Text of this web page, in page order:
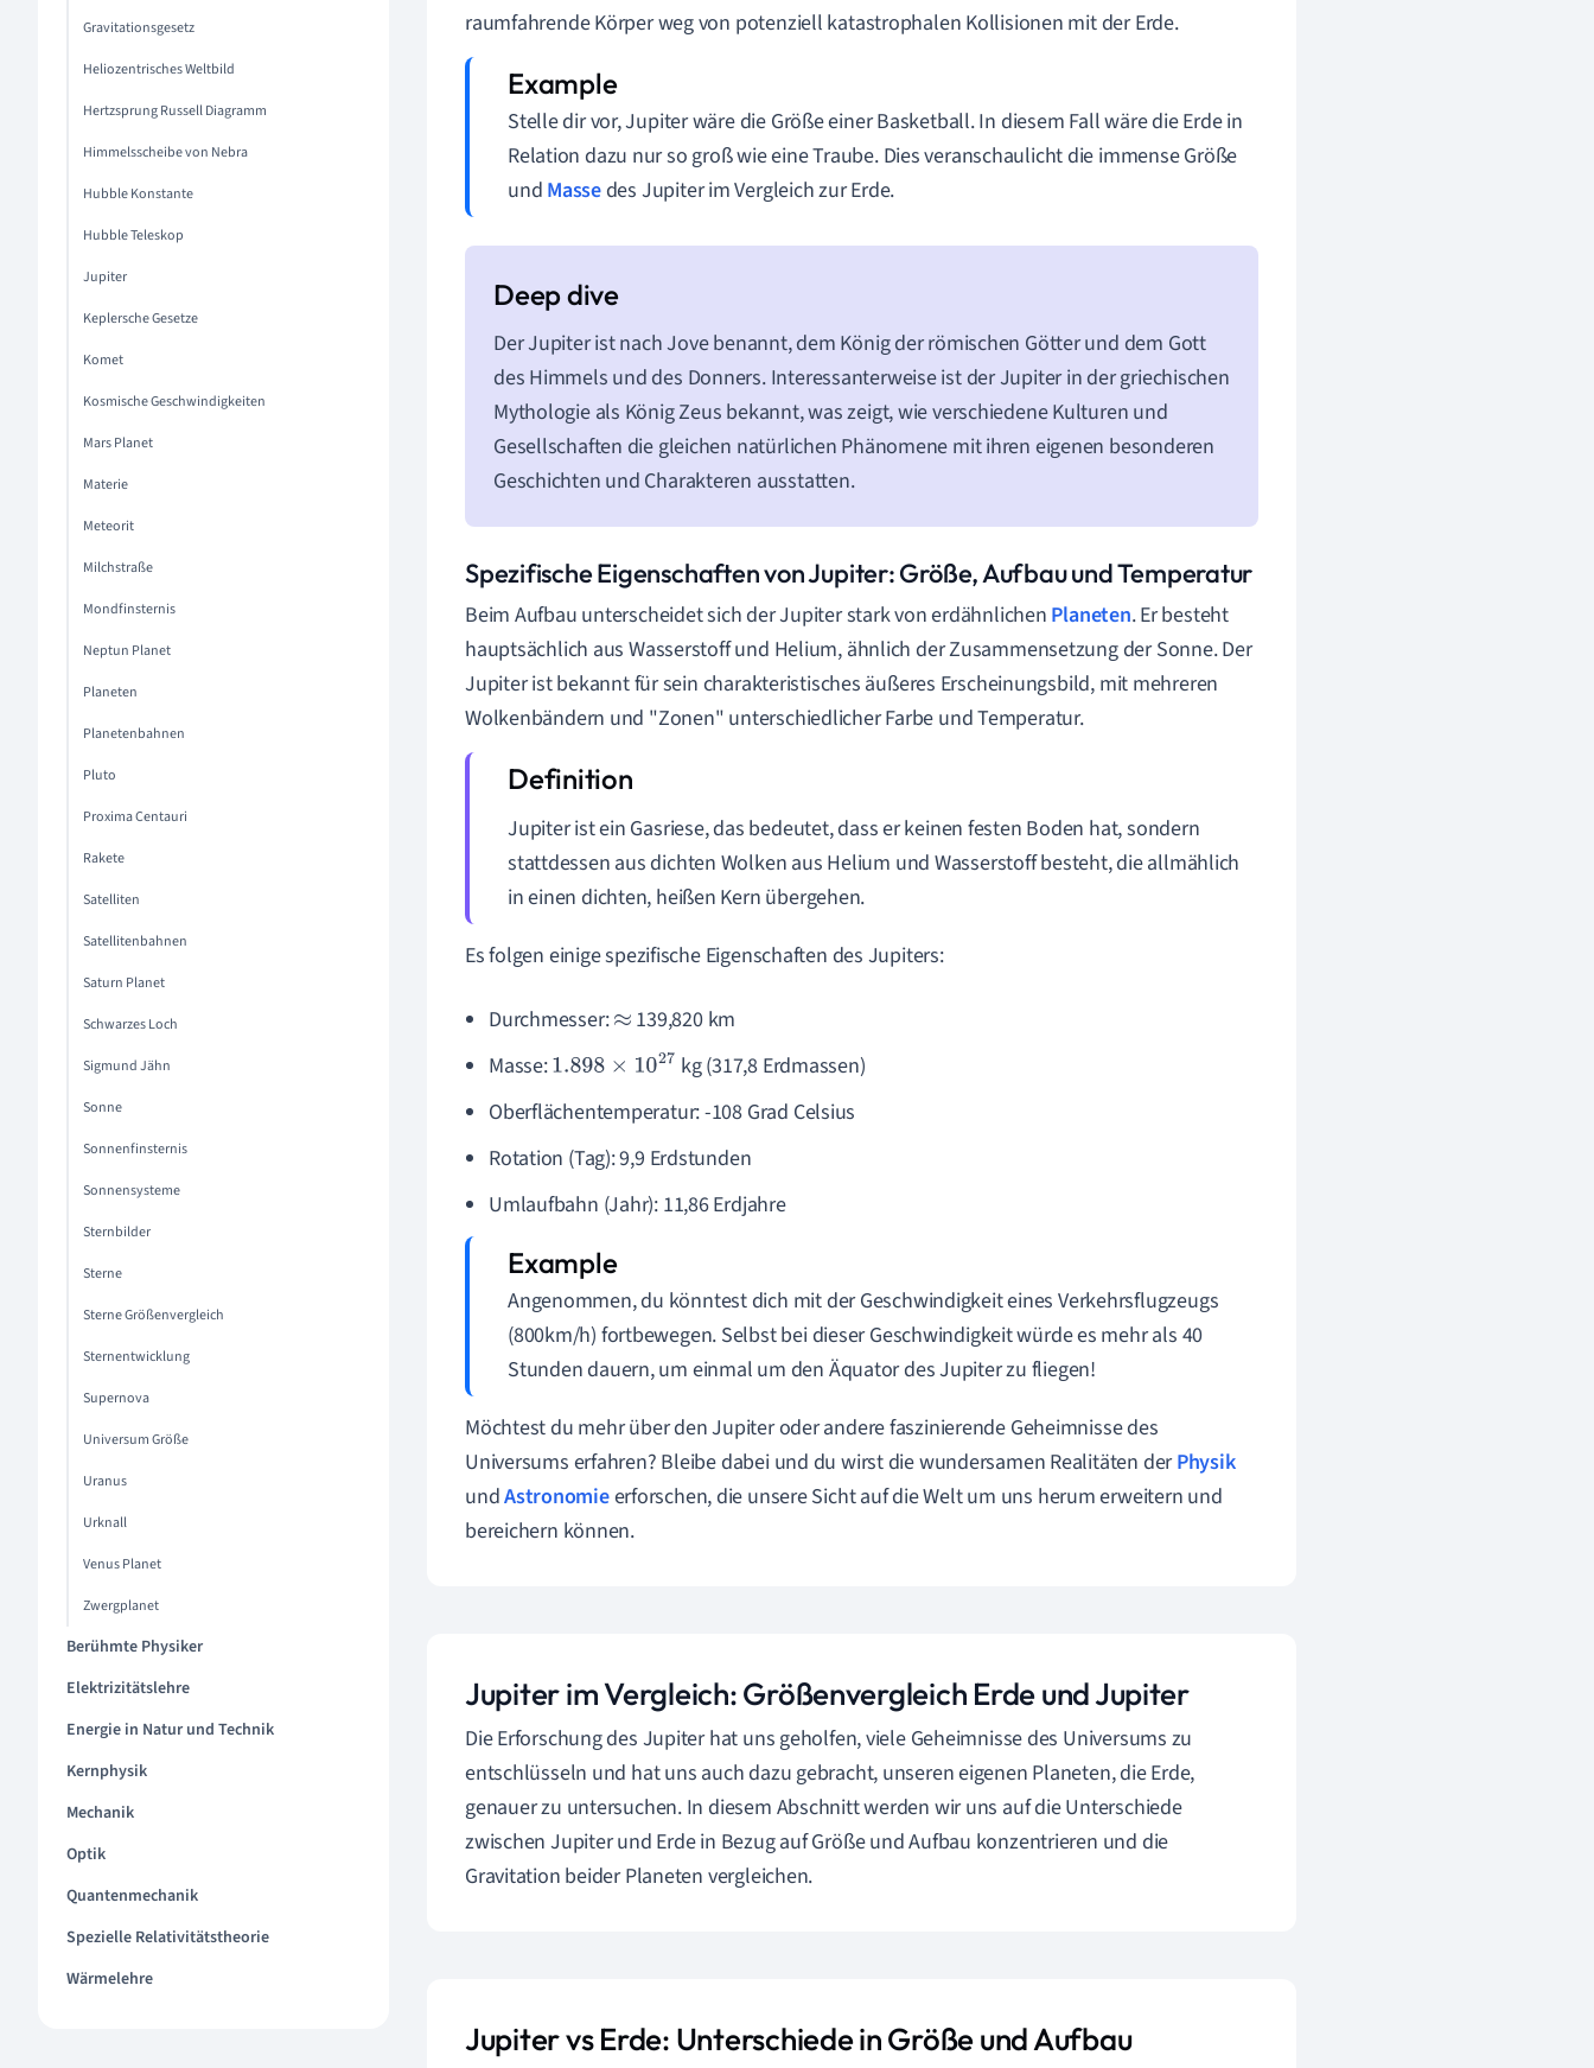
Gravitationsgesetz
Heliozentrisches Weltbild
Hertzsprung Russell Diagramm
Himmelsscheibe von Nebra
Hubble Konstante
Hubble Teleskop
Jupiter
Keplersche Gesetze
Komet
Kosmische Geschwindigkeiten
Mars Planet
Materie
Meteorit
Milchstraße
Mondfinsternis
Neptun Planet
Planeten
Planetenbahnen
Pluto
Proxima Centauri
Rakete
Satelliten
Satellitenbahnen
Saturn Planet
Schwarzes Loch
Sigmund Jähn
Sonne
Sonnenfinsternis
Sonnensysteme
Sternbilder
Sterne
Sterne Größenvergleich
Sternentwicklung
Supernova
Universum Größe
Uranus
Urknall
Venus Planet
Zwergplanet
Berühmte Physiker
Elektrizitätslehre
Energie in Natur und Technik
Kernphysik
Mechanik
Optik
Quantenmechanik
Spezielle Relativitätstheorie
Wärmelehre
raumfahrende Körper weg von potenziell katastrophalen Kollisionen mit der Erde.
Stelle dir vor, Jupiter wäre die Größe einer Basketball. In diesem Fall wäre die Erde in
Relation dazu nur so groß wie eine Traube. Dies veranschaulicht die immense Größe
und Massedes Jupiter im Vergleich zur Erde.
Der Jupiter ist nach Jove benannt, dem König der römischen Götter und dem Gott
des Himmels und des Donners. Interessanterweise ist der Jupiter in der griechischen
Mythologie als König Zeus bekannt, was zeigt, wie verschiedene Kulturen und
Gesellschaften die gleichen natürlichen Phänomene mit ihren eigenen besonderen
Geschichten und Charakteren ausstatten.
Spezifische Eigenschaften von Jupiter: Größe, Aufbau und Temperatur
Beim Aufbau unterscheidet sich der Jupiter stark von erdähnlichen Planeten. Er besteht
hauptsächlich aus Wasserstoff und Helium, ähnlich der Zusammensetzung der Sonne. Der
Jupiter ist bekannt für sein charakteristisches äußeres Erscheinungsbild, mit mehreren
Wolkenbändern und "Zonen" unterschiedlicher Farbe und Temperatur.
Jupiter ist ein Gasriese, das bedeutet, dass er keinen festen Boden hat, sondern
stattdessen aus dichten Wolken aus Helium und Wasserstoff besteht, die allmählich
in einen dichten, heißen Kern übergehen.
Es folgen einige spezifische Eigenschaften des Jupiters:
Durchmesser:≈ 139,820 km
Masse:1.898× 10 27
kg (317,8 Erdmassen)
Oberflächentemperatur: -108 Grad Celsius
Rotation (Tag): 9,9 Erdstunden
Umlaufbahn (Jahr): 11,86 Erdjahre
Angenommen, du könntest dich mit der Geschwindigkeit eines Verkehrsflugzeugs
(800km/h) fortbewegen. Selbst bei dieser Geschwindigkeit würde es mehr als 40
Stunden dauern, um einmal um den Äquator des Jupiter zu fliegen!
Möchtest du mehr über den Jupiter oder andere faszinierende Geheimnisse des
Universums erfahren? Bleibe dabei und du wirst die wundersamen Realitäten derPhysik
undAstronomieerforschen, die unsere Sicht auf die Welt um uns herum erweitern und
bereichern können.
Jupiter im Vergleich: Größenvergleich Erde und Jupiter
Die Erforschung des Jupiter hat uns geholfen, viele Geheimnisse des Universums zu
entschlüsseln und hat uns auch dazu gebracht, unseren eigenen Planeten, die Erde,
genauer zu untersuchen. In diesem Abschnitt werden wir uns auf die Unterschiede
zwischen Jupiter und Erde in Bezug auf Größe und Aufbau konzentrieren und die
Gravitation beider Planeten vergleichen.
Jupiter vs Erde: Unterschiede in Größe und Aufbau